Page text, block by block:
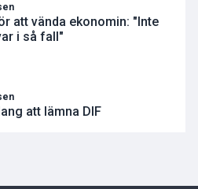
att vända ekonomin: "Inte
i så fall"
att lämna DIF